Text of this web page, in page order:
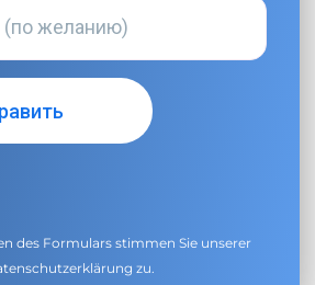
des Formulars stimmen Sie unserer
zu.